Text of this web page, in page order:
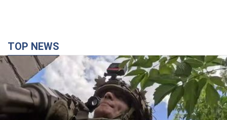
TOP NEWS